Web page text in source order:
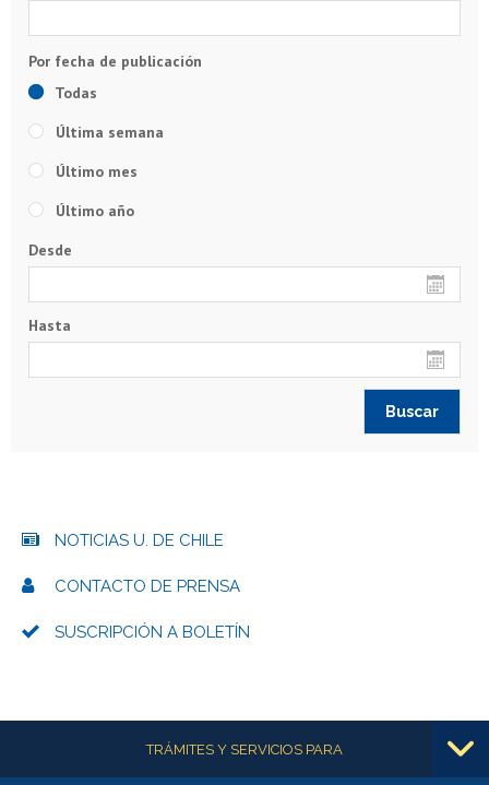
Todas
Última semana
Último mes
Último año
Desde
Hasta
NOTICIAS U. DE CHILE
CONTACTO DE PRENSA
SUSCRIPCIÓN A BOLETÍN
Más informaciónTRÁMITES Y SERVICIOS PARA